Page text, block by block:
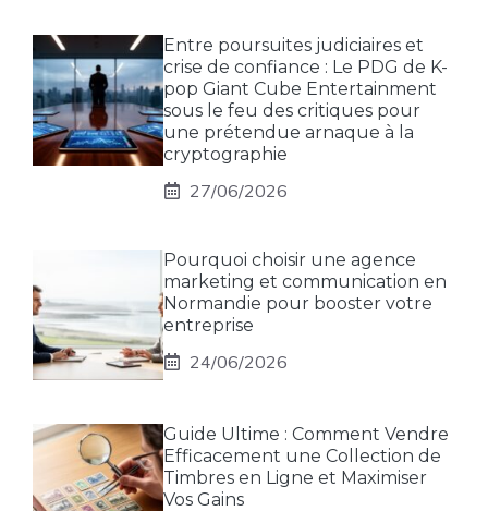
Entre poursuites judiciaires et
crise de confiance : Le PDG de K-
pop Giant Cube Entertainment
sous le feu des critiques pour
une prétendue arnaque à la
cryptographie
27/06/2026
Pourquoi choisir une agence
marketing et communication en
Normandie pour booster votre
entreprise
24/06/2026
Guide Ultime : Comment Vendre
Efficacement une Collection de
Timbres en Ligne et Maximiser
Vos Gains